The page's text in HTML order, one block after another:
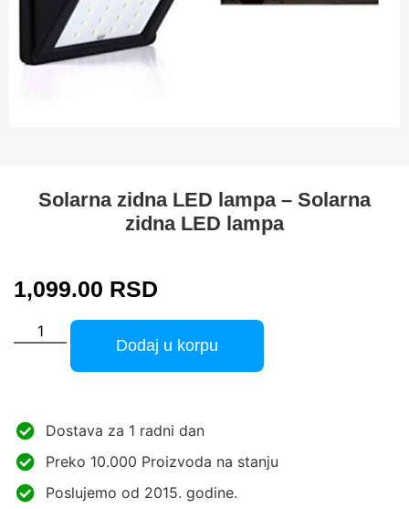
Solarna zidna LED lampa – Solarna
zidna LED lampa
1,099.00 RSD
Dodaj u korpu
Dostava za 1 radni dan
Preko 10.000 Proizvoda na stanju
Poslujemo od 2015. godine.